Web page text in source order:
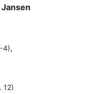
Jansen
4),
12)